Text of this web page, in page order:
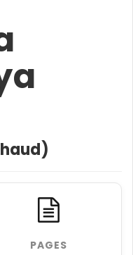
PAGES